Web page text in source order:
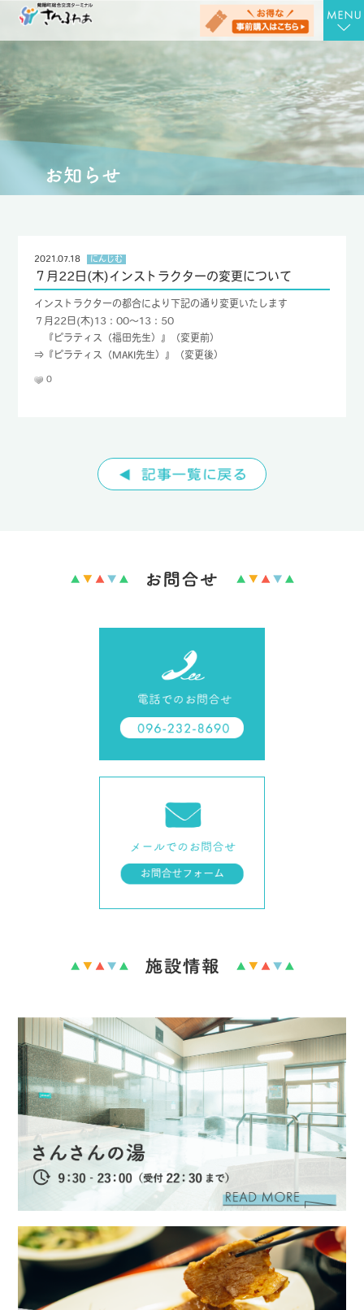
さんさんの湯
お食事処 さん膳
健康増進施設 にんじむ
お問合せ
アクセス
お知らせ
2021.07.18 にんじむ
７月22日(木)インストラクターの変更について
インストラクターの都合により下記の通り変更いたします
７月22日(木)13：00～13：50
『ピラティス（福田先生）』（変更前）
⇒『ピラティス（MAKI先生）』（変更後）
0